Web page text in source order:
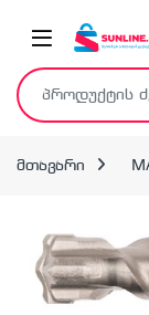
ძებნა:
მთავარი